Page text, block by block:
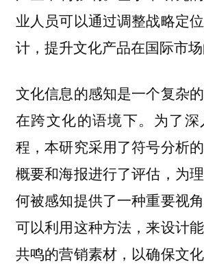
业人员可以通过调整战略定
计，提升文化产品在国际市场
文化信息的感知是一个复杂
在跨文化的语境下。为了
程，本研究采用了符号分析
概要和海报进行了评估，为
何被感知提供了一种重要视
可以利用这种方法，来设计
共鸣的营销素材，以确保文